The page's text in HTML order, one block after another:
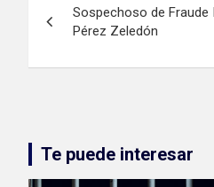
de
entradas
Sospechoso de
Pérez Zeledón
Te puede interesar